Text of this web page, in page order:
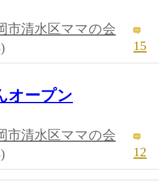
市清水区ママの会
15
オープン
市清水区ママの会
12